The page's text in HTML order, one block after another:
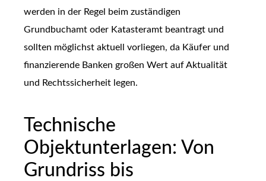
werden in der Regel beim zuständigen
Grundbuchamt oder Katasteramt beantragt und
sollten möglichst aktuell vorliegen, da Käufer und
finanzierende Banken großen Wert auf Aktualität
und Rechtssicherheit legen.
Technische
Objektunterlagen: Von
Grundriss bis